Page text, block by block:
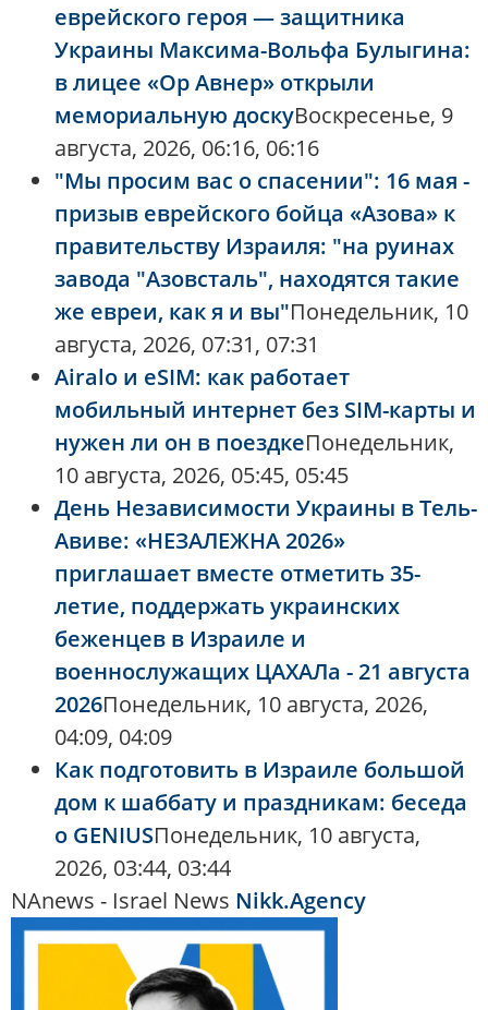
еврейского героя — защитника
Украины Максима-Вольфа Булыгина:
в лицее «Ор Авнер» открыли
мемориальную доскуВоскресенье, 9
августа, 2026, 06:16, 06:16
"Мы просим вас о спасении": 16 мая -
призыв еврейского бойца «Азова» к
правительству Израиля: "на руинах
завода "Азовсталь", находятся такие
же евреи, как я и вы"Понедельник, 10
августа, 2026, 07:31, 07:31
Airalo и eSIM: как работает
мобильный интернет без SIM-карты и
нужен ли он в поездкеПонедельник,
10 августа, 2026, 05:45, 05:45
День Независимости Украины в Тель-
Авиве: «НЕЗАЛЕЖНА 2026»
приглашает вместе отметить 35-
летие, поддержать украинских
беженцев в Израиле и
военнослужащих ЦАХАЛа - 21 августа
2026Понедельник, 10 августа, 2026,
04:09, 04:09
Как подготовить в Израиле большой
дом к шаббату и праздникам: беседа
о GENIUSПонедельник, 10 августа,
2026, 03:44, 03:44
NAnews - Israel News Nikk.Agency